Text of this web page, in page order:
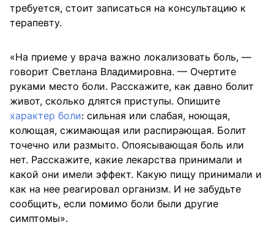
требуется, стоит записаться на консультацию к
терапевту.
«На приеме у врача важно локализовать боль, —
говорит Светлана Владимировна. — Очертите
руками место боли. Расскажите, как давно болит
живот, сколько длятся приступы. Опишите
характер боли: сильная или слабая, ноющая,
колющая, сжимающая или распирающая. Болит
точечно или размыто. Опоясывающая боль или
нет. Расскажите, какие лекарства принимали и
какой они имели эффект. Какую пищу принимали и
как на нее реагировал организм. И не забудьте
сообщить, если помимо боли были другие
симптомы».